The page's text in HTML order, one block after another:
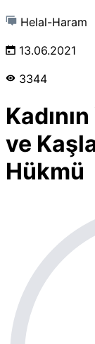
Helal-Haram
13.06.2021
3344
ve
Hükmü